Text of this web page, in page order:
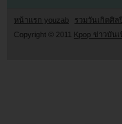
หน้าแรก youzab รวมวันเกิดศิล
Copyright © 2011 Kpop ข่าวบัน